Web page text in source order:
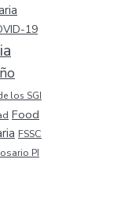
19
los SGI
Food
FSSC
PI